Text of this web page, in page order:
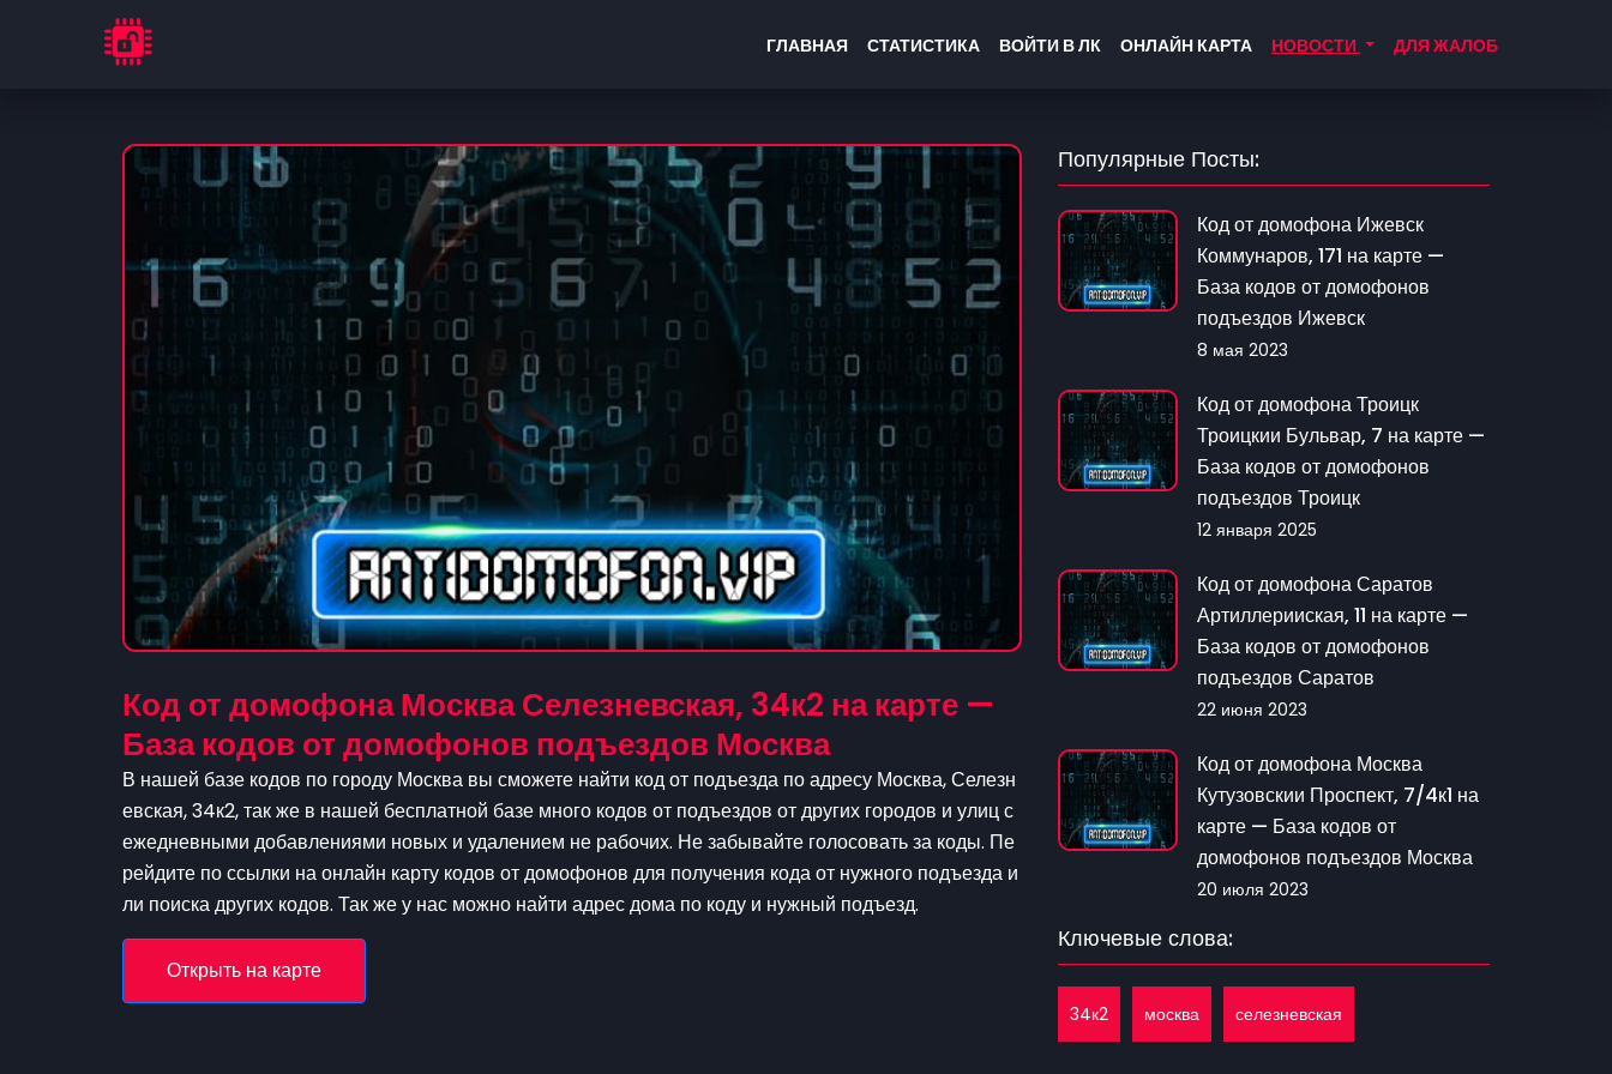
ГЛАВНАЯ СТАТИСТИКА ВОЙТИ В ЛК ОНЛАЙН КАРТА НОВОСТИ ДЛЯ ЖАЛОБ
Код от домофона Москва Селезневская, 34к2 на карте —
База кодов от домофонов подъездов Москва
В нашей базе кодов по городу Москва вы сможете найти код от подъезда по адресу Москва, Селезн
евская, 34к2, так же в нашей бесплатной базе много кодов от подъездов от других городов и улиц с
ежедневными добавлениями новых и удалением не рабочих. Не забывайте голосовать за коды. Пе
рейдите по ссылки на онлайн карту кодов от домофонов для получения кода от нужного подъезда и
ли поиска других кодов. Так же у нас можно найти адрес дома по коду и нужный подъезд.
Открыть на карте
Популярные Посты:
Код от домофона Ижевск
Коммунаров, 171 на карте —
База кодов от домофонов
подъездов Ижевск
8 мая 2023
Код от домофона Троицк
Троицкии Бульвар, 7 на карте —
База кодов от домофонов
подъездов Троицк
12 января 2025
Код от домофона Саратов
Артиллерииская, 11 на карте —
База кодов от домофонов
подъездов Саратов
22 июня 2023
Код от домофона Москва
Кутузовскии Проспект, 7/4к1 на
карте — База кодов от
домофонов подъездов Москва
20 июля 2023
Ключевые слова:
34к2 москва селезневская